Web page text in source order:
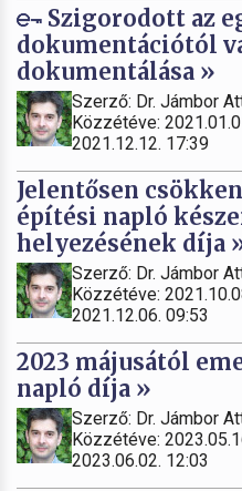
Szigorodott az
dokumentációtól
dokumentálása »
Szerző: Dr. Jámbor
Közzétéve:
2021.12.12. 17:39
Jelentősen
építési napló
helyezésének díja
Szerző: Dr. Jámbor
Közzétéve:
2021.12.06. 09:53
2023 májusától
napló díja »
Szerző: Dr. Jámbor
Közzétéve:
2023.06.02. 12:03